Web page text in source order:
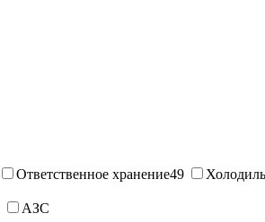
Ответственное хранение49
АЗС